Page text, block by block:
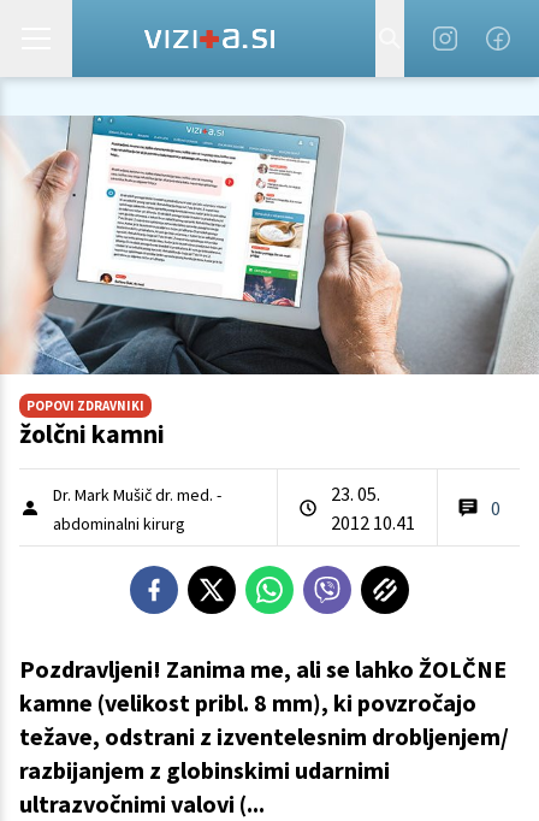
POPOVI ZDRAVNIKI
žolčni kamni
Dr. Mark Mušič dr. med. -
abdominalni kirurg
23. 05.
2012 10.41
0
Pozdravljeni! Zanima me, ali se lahko ŽOLČNE
kamne (velikost pribl. 8 mm), ki povzročajo
težave, odstrani z izventelesnim drobljenjem/
razbijanjem z globinskimi udarnimi
ultrazvočnimi valovi (...